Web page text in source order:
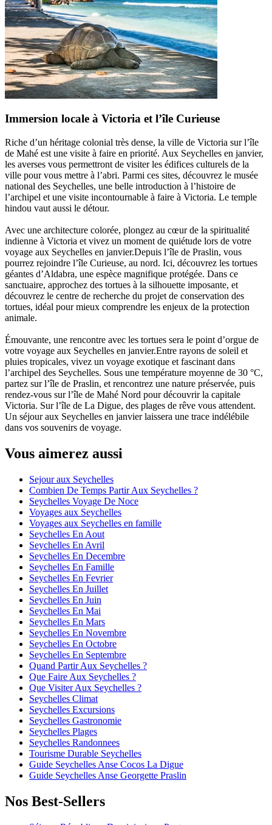
Immersion locale à Victoria et l’île Curieuse
Riche d’un héritage colonial très dense, la ville de Victoria sur l’île
de Mahé est une visite à faire en priorité. Aux Seychelles en janvier,
les averses vous permettront de visiter les édifices culturels de la
ville pour vous mettre à l’abri. Parmi ces sites, découvrez le musée
national des Seychelles, une belle introduction à l’histoire de
l’archipel et une visite incontournable à faire à Victoria. Le temple
hindou vaut aussi le détour.
Avec une architecture colorée, plongez au cœur de la spiritualité
indienne à Victoria et vivez un moment de quiétude lors de votre
voyage aux Seychelles en janvier.Depuis l’île de Praslin, vous
pourrez rejoindre l’île Curieuse, au nord. Ici, découvrez les tortues
géantes d’Aldabra, une espèce magnifique protégée. Dans ce
sanctuaire, approchez des tortues à la silhouette imposante, et
découvrez le centre de recherche du projet de conservation des
tortues, idéal pour mieux comprendre les enjeux de la protection
animale.
Émouvante, une rencontre avec les tortues sera le point d’orgue de
votre voyage aux Seychelles en janvier.Entre rayons de soleil et
pluies tropicales, vivez un voyage exotique et fascinant dans
l’archipel des Seychelles. Sous une température moyenne de 30 °C,
partez sur l’île de Praslin, et rencontrez une nature préservée, puis
rendez-vous sur l’île de Mahé Nord pour découvrir la capitale
Victoria. Sur l’île de La Digue, des plages de rêve vous attendent.
Un séjour aux Seychelles en janvier laissera une trace indélébile
dans vos souvenirs de voyage.
Vous aimerez aussi
Sejour aux Seychelles
Combien De Temps Partir Aux Seychelles ?
Seychelles Voyage De Noce
Voyages aux Seychelles
Voyages aux Seychelles en famille
Seychelles En Aout
Seychelles En Avril
Seychelles En Decembre
Seychelles En Famille
Seychelles En Fevrier
Seychelles En Juillet
Seychelles En Juin
Seychelles En Mai
Seychelles En Mars
Seychelles En Novembre
Seychelles En Octobre
Seychelles En Septembre
Quand Partir Aux Seychelles ?
Que Faire Aux Seychelles ?
Que Visiter Aux Seychelles ?
Seychelles Climat
Seychelles Excursions
Seychelles Gastronomie
Seychelles Plages
Seychelles Randonnees
Tourisme Durable Seychelles
Guide Seychelles Anse Cocos La Digue
Guide Seychelles Anse Georgette Praslin
Nos Best-Sellers